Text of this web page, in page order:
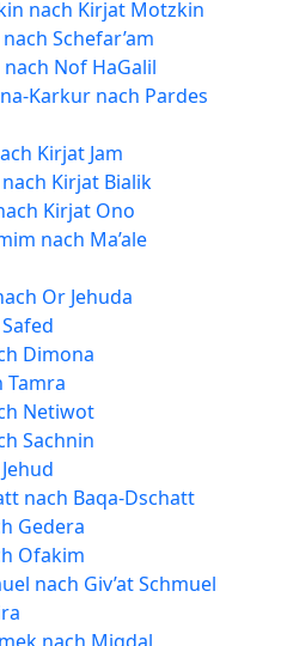
nach Kirjat Motzkin
Schefar’am
Nof HaGalil
Karkur nach Pardes
Kirjat Jam
Kirjat Bialik
Kirjat Ono
nach Ma’ale
Or Jehuda
Dimona
Tamra
Netiwot
Sachnin
nach Baqa-Dschatt
Gedera
Ofakim
nach Giv’at Schmuel